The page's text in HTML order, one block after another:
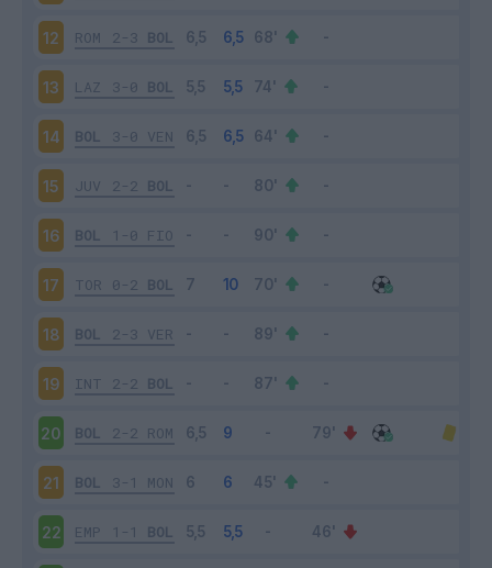
12 ROM 2-3 BOL
13 LAZ 3-0 BOL
14 BOL 3-0 VEN
15 JUV 2-2 BOL
16 BOL 1-0 FIO
17 TOR 0-2 BOL
18 BOL 2-3 VER
19 INT 2-2 BOL
20 BOL 2-2 ROM
21 BOL 3-1 MON
22 EMP 1-1 BOL